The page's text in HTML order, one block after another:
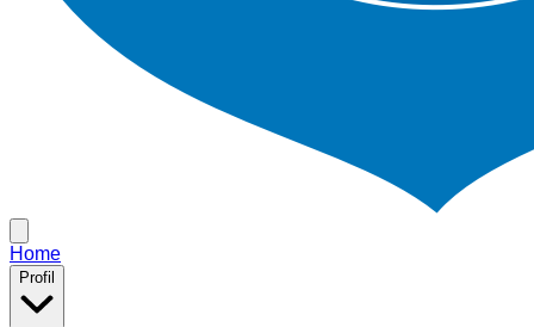
Home
Profil